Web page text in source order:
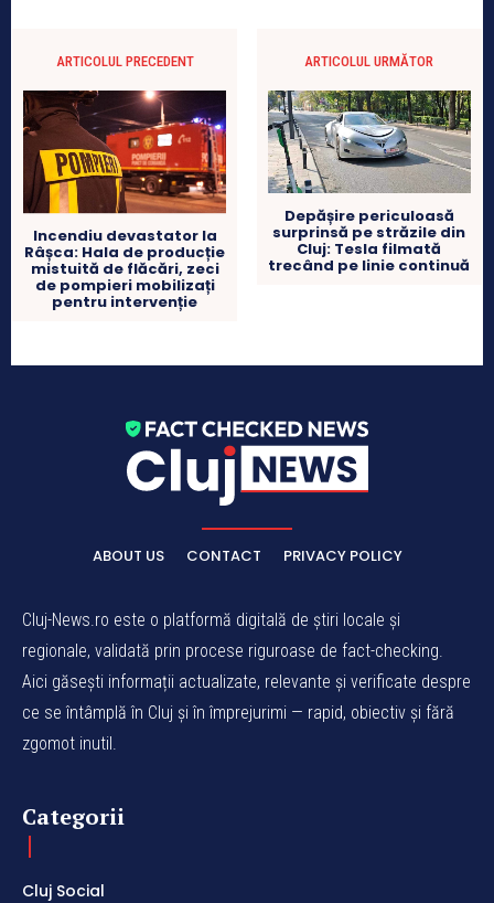
ARTICOLUL PRECEDENT
Incendiu devastator la
Râșca: Hala de producție
mistuită de flăcări, zeci
de pompieri mobilizați
pentru intervenție
ARTICOLUL URMĂTOR
Depășire periculoasă
surprinsă pe străzile din
Cluj: Tesla filmată
trecând pe linie continuă
ABOUT US CONTACT PRIVACY POLICY
Cluj-News.ro este o platformă digitală de știri locale și
regionale, validată prin procese riguroase de fact-checking.
Aici găsești informații actualizate, relevante și verificate despre
ce se întâmplă în Cluj și în împrejurimi — rapid, obiectiv și fără
zgomot inutil.
Categorii
Cluj Social